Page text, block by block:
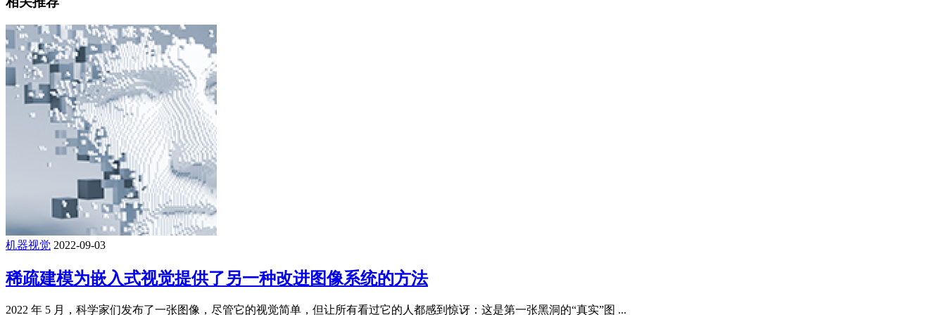
机器视觉 2022-09-03
稀疏建模为嵌入式视觉提供了另一种改进图像系统的方法
2022 年 5 月，科学家们发布了一张图像，尽管它的视觉简单，但让所有看过它的人都感到惊讶：这是第一张黑洞的“真实”图 ...